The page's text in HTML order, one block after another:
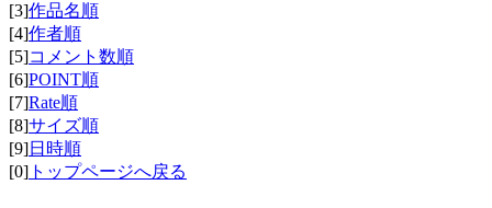
[3]作品名順
[4]作者順
[5]コメント数順
[6]POINT順
[7]Rate順
[8]サイズ順
[9]日時順
[0] トップページへ戻る